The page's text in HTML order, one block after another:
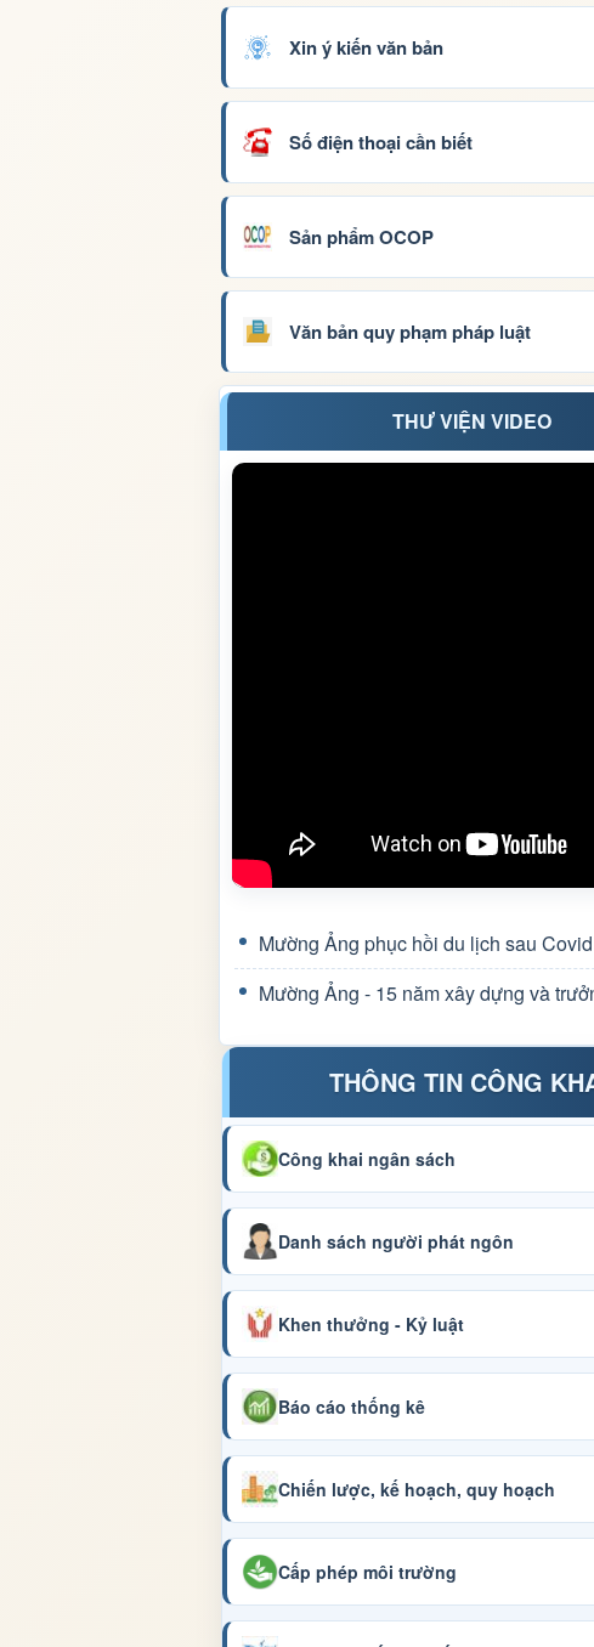
Xin ý kiến văn bản
Số điện thoại cần biết
Sản phẩm OCOP
Văn bản quy phạm pháp luật
THƯ VIỆN VIDEO
Mường Ảng phục hồi du lịch sau
Mường Ảng - 15 năm xây dựng và
THÔNG TIN CÔNG
Công khai ngân sách
Danh sách người phát ngôn
Khen thưởng - Kỷ luật
Báo cáo thống kê
Chiến lược, kế hoạch, quy hoạch
Cấp phép môi trường